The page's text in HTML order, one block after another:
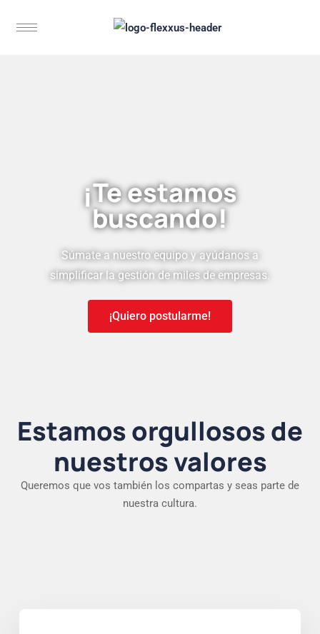
¡Te estamos
buscando!
Súmate a nuestro equipo y ayúdanos a
simplificar la gestión de miles de empresas.
¡Quiero postularme!
Estamos orgullosos de
nuestros valores
Queremos que vos también los compartas y seas parte de
nuestra cultura.